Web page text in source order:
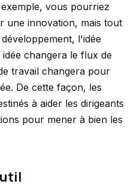
vous pourriez
une innovation, mais tout
l'idée
changera le flux de
travail changera pour
De cette façon, les
à aider les dirigeants
pour mener à bien les